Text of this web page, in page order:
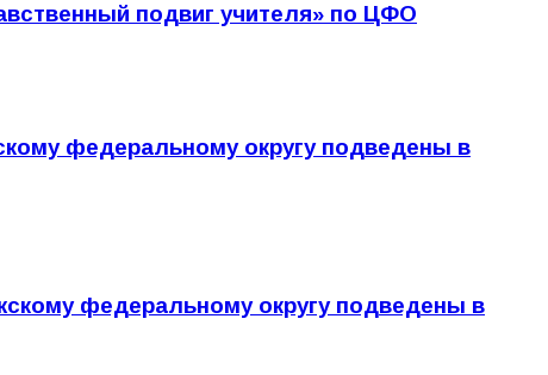
подвиг учителя» по ЦФО
федеральному округу подведены в
федеральному округу подведены в